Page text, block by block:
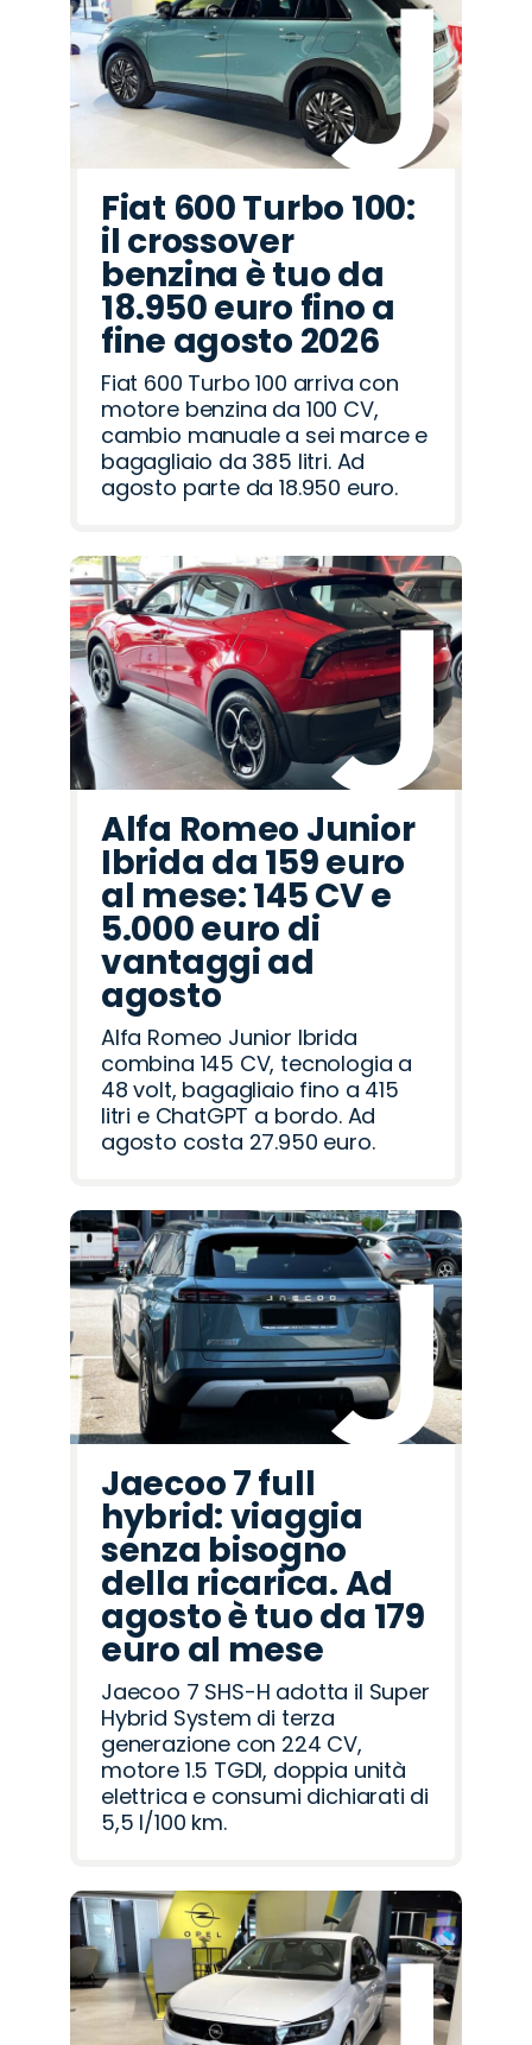
Rover
Romeo
Fiat 600 Turbo 100:
il crossover
benzina è tuo da
18.950 euro fino a
fine agosto 2026
Fiat 600 Turbo 100 arriva con
motore benzina da 100 CV,
cambio manuale a sei marce e
bagagliaio da 385 litri. Ad
agosto parte da 18.950 euro.
Alfa Romeo Junior
Ibrida da 159 euro
al mese: 145 CV e
5.000 euro di
vantaggi ad
agosto
Alfa Romeo Junior Ibrida
combina 145 CV, tecnologia a
48 volt, bagagliaio fino a 415
litri e ChatGPT a bordo. Ad
agosto costa 27.950 euro.
Jaecoo 7 full
hybrid: viaggia
senza bisogno
della ricarica. Ad
agosto è tuo da 179
euro al mese
Jaecoo 7 SHS-H adotta il Super
Hybrid System di terza
generazione con 224 CV,
motore 1.5 TGDI, doppia unità
elettrica e consumi dichiarati di
5,5 l/100 km.